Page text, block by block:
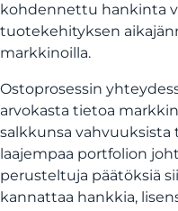
kohdennettu hankinta
tuotekehityksen
markkinoilla.
Ostoprosessin
arvokasta tietoa
salkkunsa vahvuuksista
laajempaa portfolion
perusteltuja päätöksiä
kannattaa hankkia,